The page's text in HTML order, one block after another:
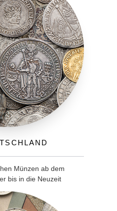
Münzen ab dem
bis in die Neuzeit